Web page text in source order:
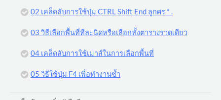
02 เคล็ดลับการใช้ปุ่ม CTRL Shift End ลูกศร * .
03 วิธีเลือกพื้นที่ทีละนิดหรือเลือกทั้งตารางรวดเดียว
04 เคล็ดลับการใช้เมาส์ในการเลือกพื้นที่
05 วิธีใช้ปุ่ม F4 เพื่อทำงานซ้ำ